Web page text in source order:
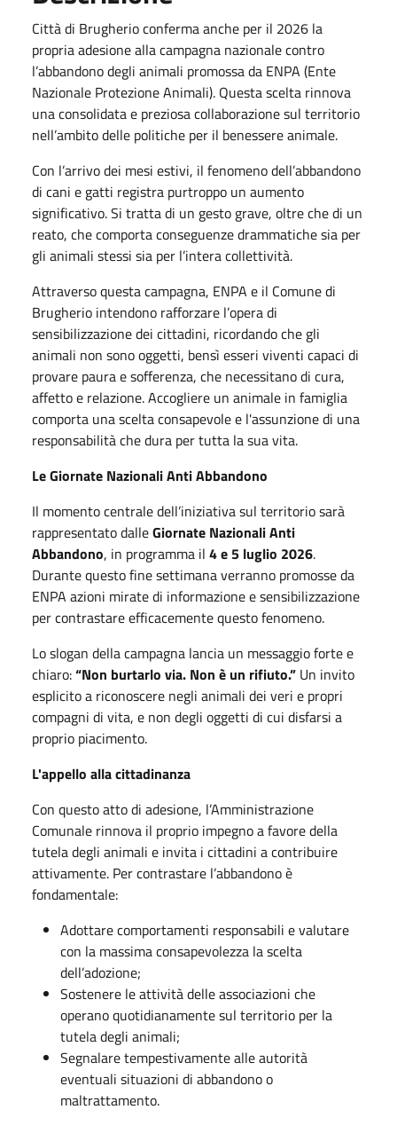
Città di Brugherio conferma anche per il 2026 la
propria adesione alla campagna nazionale contro
l’abbandono degli animali promossa da ENPA (Ente
Nazionale Protezione Animali). Questa scelta rinnova
una consolidata e preziosa collaborazione sul territorio
nell’ambito delle politiche per il benessere animale.
Con l’arrivo dei mesi estivi, il fenomeno dell’abbandono
di cani e gatti registra purtroppo un aumento
significativo. Si tratta di un gesto grave, oltre che di un
reato, che comporta conseguenze drammatiche sia per
gli animali stessi sia per l’intera collettività.
Attraverso questa campagna, ENPA e il Comune di
Brugherio intendono rafforzare l’opera di
sensibilizzazione dei cittadini, ricordando che gli
animali non sono oggetti, bensì esseri viventi capaci di
provare paura e sofferenza, che necessitano di cura,
affetto e relazione. Accogliere un animale in famiglia
comporta una scelta consapevole e l'assunzione di una
responsabilità che dura per tutta la sua vita.
Le Giornate Nazionali Anti Abbandono
Il momento centrale dell’iniziativa sul territorio sarà
rappresentato dalleGiornate Nazionali Anti
Abbandono, in programma il 4 e 5 luglio 2026.
Durante questo fine settimana verranno promosse da
ENPA azioni mirate di informazione e sensibilizzazione
per contrastare efficacemente questo fenomeno.
Lo slogan della campagna lancia un messaggio forte e
chiaro:“Non burtarlo via. Non è un rifiuto.” Un invito
esplicito a riconoscere negli animali dei veri e propri
compagni di vita, e non degli oggetti di cui disfarsi a
proprio piacimento.
L'appello alla cittadinanza
Con questo atto di adesione, l’Amministrazione
Comunale rinnova il proprio impegno a favore della
tutela degli animali e invita i cittadini a contribuire
attivamente. Per contrastare l’abbandono è
fondamentale:
Adottare comportamenti responsabili e valutare
con la massima consapevolezza la scelta
dell’adozione;
Sostenere le attività delle associazioni che
operano quotidianamente sul territorio per la
tutela degli animali;
Segnalare tempestivamente alle autorità
eventuali situazioni di abbandono o
maltrattamento.